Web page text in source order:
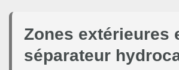
Zones extérieures
séparateur